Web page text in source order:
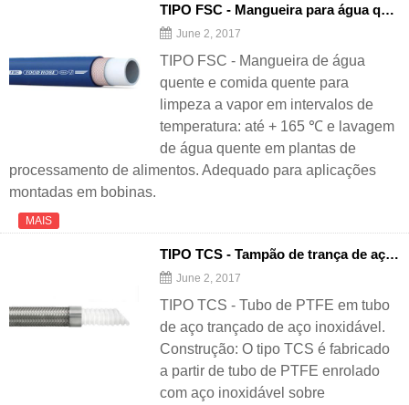
TIPO FSC - Mangueira para água quente quente e comida
June 2, 2017
TIPO FSC - Mangueira de água
quente e comida quente para
limpeza a vapor em intervalos de
temperatura: até + 165 ℃ e lavagem
de água quente em plantas de
processamento de alimentos. Adequado para aplicações
montadas em bobinas.
MAIS
TIPO TCS - Tampão de trança de aço inoxidável Tubo de PTFE envolto
June 2, 2017
TIPO TCS - Tubo de PTFE em tubo
de aço trançado de aço inoxidável.
Construção: O tipo TCS é fabricado
a partir de tubo de PTFE enrolado
com aço inoxidável sobre